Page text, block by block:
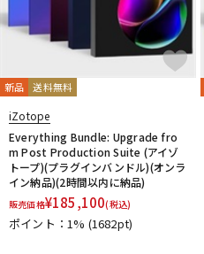
新品 送料無料
iZotope
Everything Bundle: Upgrade fro
m Post Production Suite (アイゾ
トープ)(プラグインバンドル)(オンラ
イン納品)(2時間以内に納品)
販売価格¥185,100(税込)
ポイント：1% (1682pt)